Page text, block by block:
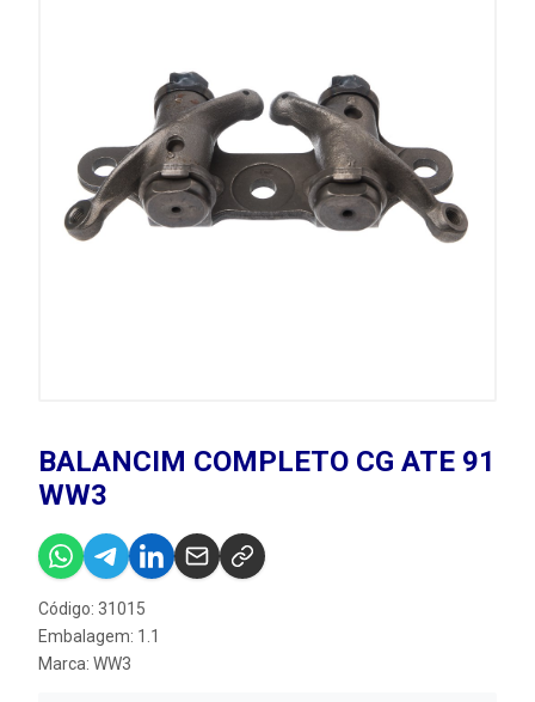
BALANCIM COMPLETO CG ATE 91
WW3
Código: 31015
Embalagem: 1.1
Marca: WW3